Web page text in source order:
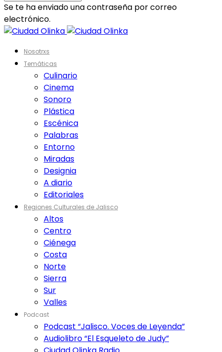
Se te ha enviado una contraseña por correo
electrónico.
Nosotrxs
Temáticas
Culinario
Cinema
Sonoro
Plástica
Escénica
Palabras
Entorno
Miradas
Designia
A diario
Editoriales
Regiones Culturales de Jalisco
Altos
Centro
Ciénega
Costa
Norte
Sierra
Sur
Valles
Podcast
Podcast “Jalisco. Voces de Leyenda”
Audiolibro “El Esqueleto de Judy”